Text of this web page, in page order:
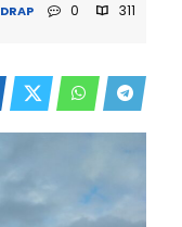
0 311